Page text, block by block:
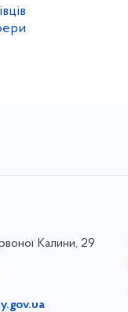
Калини, 29